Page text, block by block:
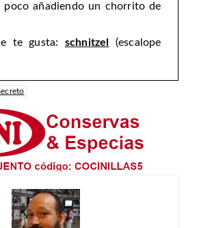
poco añadiendo un chorrito de
te gusta: schnitzel
(escalope